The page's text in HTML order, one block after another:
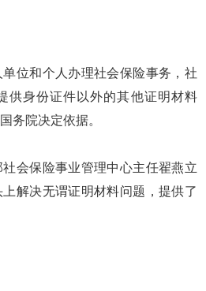
和个人办理社会保险事务，社
供身份证件以外的其他证明材料
务院决定依据。
保险事业管理中心主任翟燕立
解决无谓证明材料问题，提供了